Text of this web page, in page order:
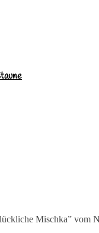
Mischka” vom